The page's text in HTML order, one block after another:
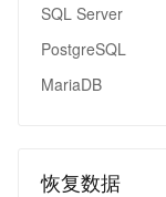
SQL Server
PostgreSQL
MariaDB
恢复数据